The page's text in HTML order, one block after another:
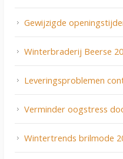
Gewijzigde
Winterbraderij Beerse
Leveringsproblemen
Verminder oogstress
Wintertrends brilmode